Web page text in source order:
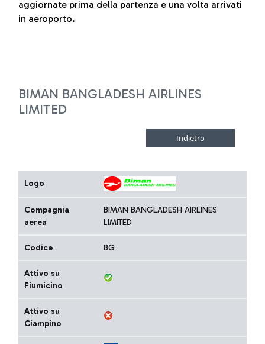
aggiornate prima della partenza e una volta arrivati
in aeroporto.
BIMAN BANGLADESH AIRLINES
LIMITED
Logo
Compagnia
aerea
BIMAN BANGLADESH AIRLINES
LIMITED
Codice BG
Attivo su
Fiumicino
Attivo su
Ciampino